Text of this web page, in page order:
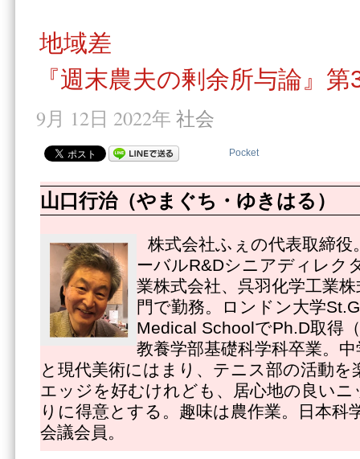
地域差
『週末農夫の剰余所与論』第
9月 12日 2022年 社会
Pocket
山口行治（やまぐち・ゆきはる）
株式会社ふぇの代表取締
ーバルR&Dシニアディレク
業株式会社、呉羽化学工業
門で勤務。ロンドン大学
Medical SchoolでPh.D取得
教養学部基礎科学科卒業。
と現代美術にはまり、テニス部の活動を
エッジを好むけれども、居心地の良い
りに得意とする。趣味は農作業。日本科
会議会員。